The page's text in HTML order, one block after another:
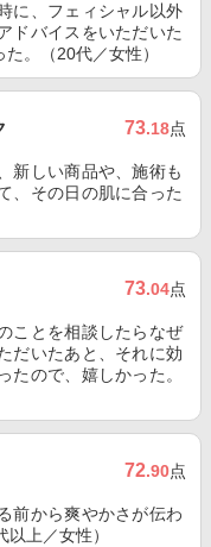
に、フェィシャル以外
ドバイスをいただいた
。（20代／女性）
73.18点
新しい商品や、施術も
、その日の肌に合った
73.04点
ことを相談したらなぜ
だいたあと、それに効
たので、嬉しかった。
72.90点
前から爽やかさが伝わ
上／女性）